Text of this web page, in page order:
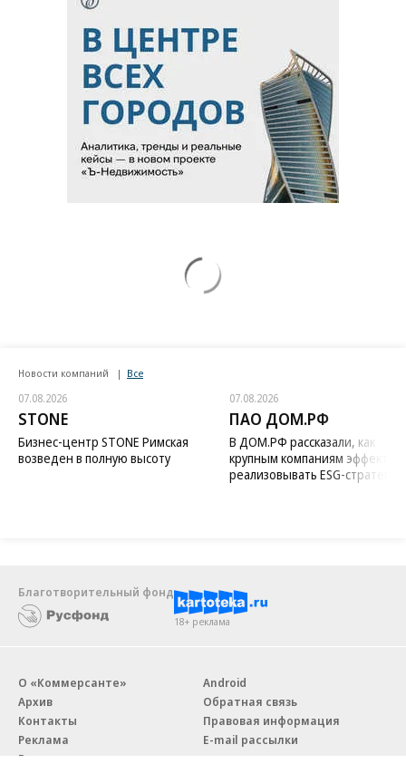
Новости компаний Все
07.08.2026
STONE
Бизнес-центр STONE Римская
возведен в полную высоту
07.08.2026
ПАО ДОМ.РФ
В ДОМ.РФ рассказали, как
крупным компаниям
реализовывать ESG-стратегию
Благотворительный фонд
18+ реклама
О «Коммерсанте»
Архив
Контакты
Реклама
Вакансии
Android
Обратная связь
Правовая информация
E-mail рассылки